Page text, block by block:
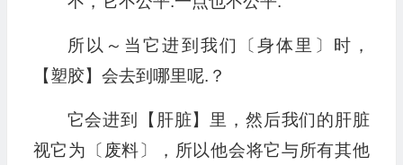
所以～当它进到我们〔身体里〕时，
【塑胶】会去到哪里呢.？
它会进到【肝脏】里，然后我们的肝脏
视它为〔废料〕，所以他会将它与所有其他